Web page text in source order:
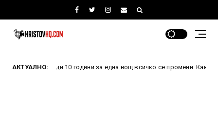
АКТУАЛНО:
10 години за една нощ всичко се промени: Как проваленият